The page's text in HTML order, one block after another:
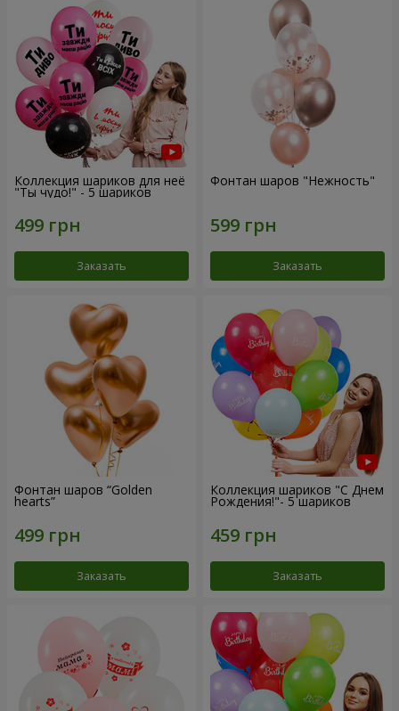
Коллекция шариков для неё
"Ты чудо!" - 5 шариков
Заказать
Фонтан шаров "Нежность"
Заказать
Фонтан шаров “Golden
hearts”
Заказать
Коллекция шариков "С Днем
Рождения!"- 5 шариков
Заказать